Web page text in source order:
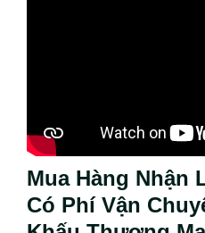
Mua Hàng Nhận
Có Phí Vận